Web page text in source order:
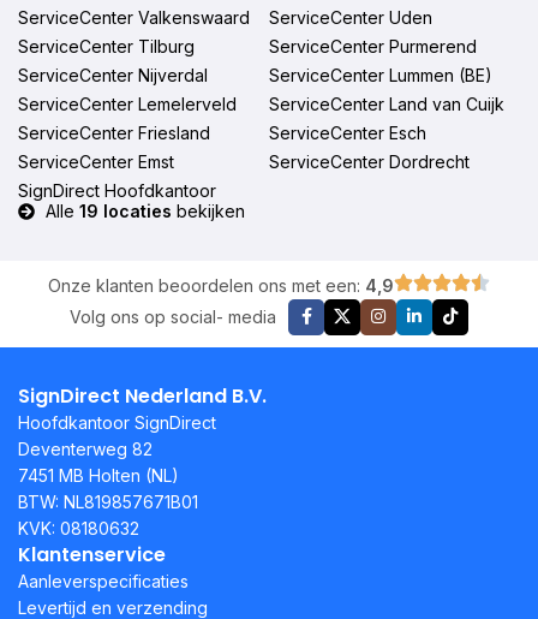
ServiceCenter Valkenswaard
ServiceCenter Uden
ServiceCenter Tilburg
ServiceCenter Purmerend
ServiceCenter Nijverdal
ServiceCenter Lummen (BE)
ServiceCenter Lemelerveld
ServiceCenter Land van Cuijk
ServiceCenter Friesland
ServiceCenter Esch
ServiceCenter Emst
ServiceCenter Dordrecht
SignDirect Hoofdkantoor
Alle 19 locaties bekijken
Onze klanten beoordelen ons met een: 4,9
Volg ons op social- media
SignDirect Nederland B.V.
Hoofdkantoor SignDirect
Deventerweg 82
7451 MB Holten (NL)
BTW: NL819857671B01
KVK: 08180632
Klantenservice
Aanleverspecificaties
Levertijd en verzending